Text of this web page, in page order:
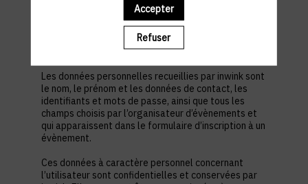
s’inscrire à un évènement, d’accéder au site d’un
évènement, et de consulter les informations
relatives à l’organisation pratique et logistique d’un
Les données personnelles recueillies par inwink sont
le nom, le prénom et les données de contact, les
identifiants et mots de passe, ainsi que tous les
champs choisis par l’organisateur d’évènements et
qui apparaissent dans le formulaire d’inscription à un
évènement.
Ces données à caractère personnel concernant
l’utilisateur sont confidentielles et conservées par
Accepter
Refuser